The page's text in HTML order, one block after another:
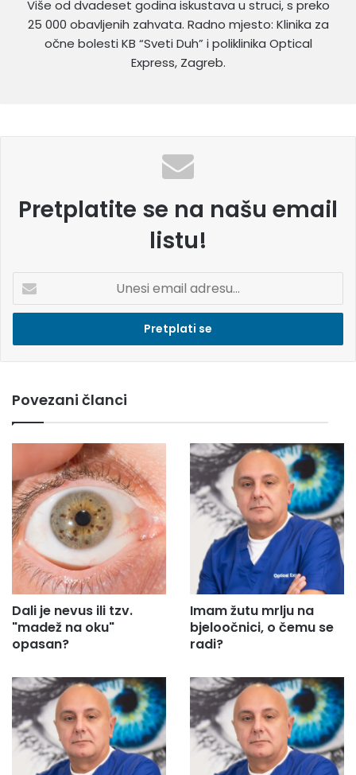
Više od dvadeset godina iskustava u struci, s preko
25 000 obavljenih zahvata. Radno mjesto: Klinika za
očne bolesti KB “Sveti Duh” i poliklinika Optical
Express, Zagreb.
Pretplatite se na našu email
listu!
e
i
e
a
a
r
e
s
u
.
.
Povezani članci
Dali je nevus ili tzv.
"madež na oku"
opasan?
Imam žutu mrlju na
bjeloočnici, o čemu se
radi?